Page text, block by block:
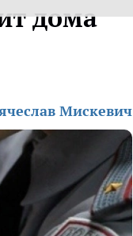
дома
Мискевич